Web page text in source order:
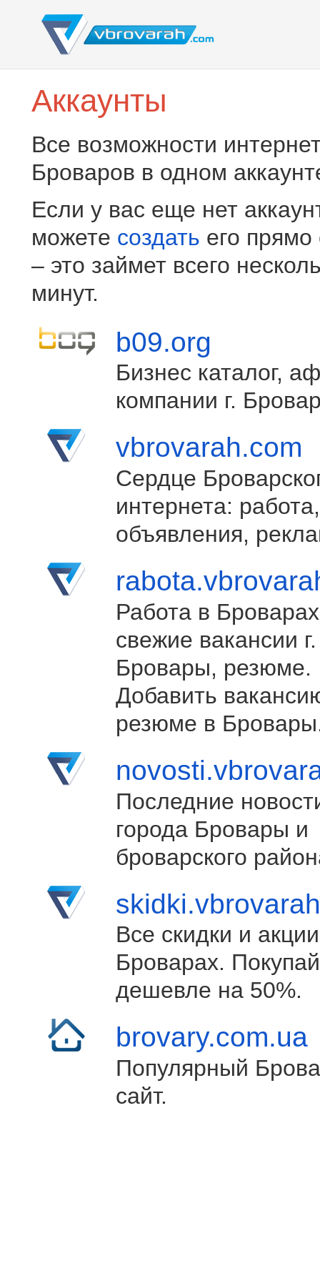
Аккаунты
Все возможности
Броваров в одном
Если у вас еще нет
можете создать его прямо
– это займет всего
минут.
b09.org
Бизнес каталог,
компании г.
vbrovarah.com
Сердце
интернета: работа,
объявления,
Работа в
свежие вакансии г.
Бровары, резюме.
Добавить
резюме в
Последние
города Бровары и
броварского
Все скидки и
Броварах.
дешевле на 50%.
brovary.com.ua
Популярный
сайт.